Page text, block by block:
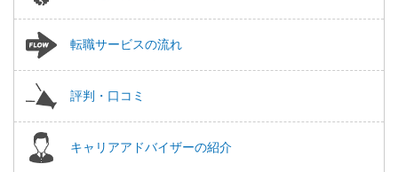
転職サービスの流れ
評判・口コミ
キャリアアドバイザーの紹介